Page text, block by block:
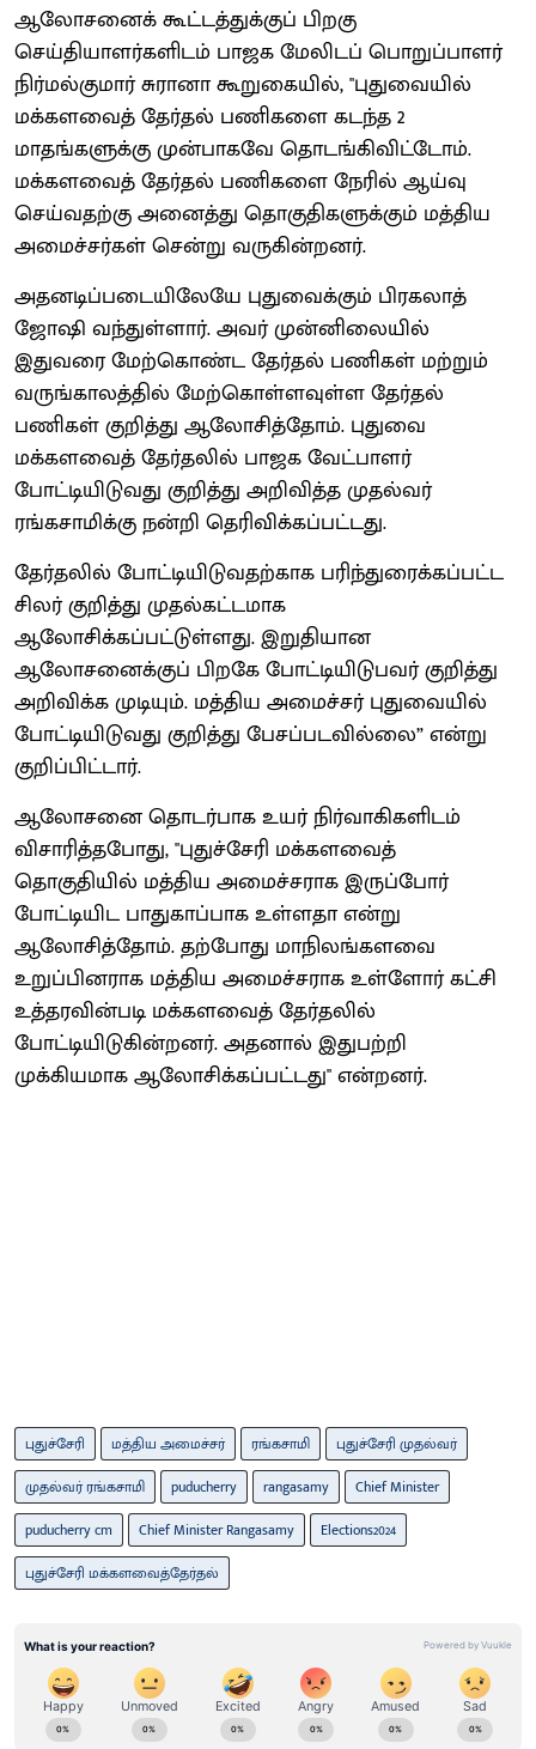
ஆலோசனைக் கூட்டத்துக்குப் பிறகு
செய்தியாளர்களிடம் பாஜக மேலிடப் பொறுப்பாளர்
நிர்மல்குமார் சுரானா கூறுகையில், "புதுவையில்
மக்களவைத் தேர்தல் பணிகளை கடந்த 2
மாதங்களுக்கு முன்பாகவே தொடங்கிவிட்டோம்.
மக்களவைத் தேர்தல் பணிகளை நேரில் ஆய்வு
செய்வதற்கு அனைத்து தொகுதிகளுக்கும் மத்திய
அமைச்சர்கள் சென்று வருகின்றனர்.
அதனடிப்படையிலேயே புதுவைக்கும் பிரகலாத்
ஜோஷி வந்துள்ளார். அவர் முன்னிலையில்
இதுவரை மேற்கொண்ட தேர்தல் பணிகள் மற்றும்
வருங்காலத்தில் மேற்கொள்ளவுள்ள தேர்தல்
பணிகள் குறித்து ஆலோசித்தோம். புதுவை
மக்களவைத் தேர்தலில் பாஜக வேட்பாளர்
போட்டியிடுவது குறித்து அறிவித்த முதல்வர்
ரங்கசாமிக்கு நன்றி தெரிவிக்கப்பட்டது.
தேர்தலில் போட்டியிடுவதற்காக பரிந்துரைக்கப்பட்ட
சிலர் குறித்து முதல்கட்டமாக
ஆலோசிக்கப்பட்டுள்ளது. இறுதியான
ஆலோசனைக்குப் பிறகே போட்டியிடுபவர் குறித்து
அறிவிக்க முடியும். மத்திய அமைச்சர் புதுவையில்
போட்டியிடுவது குறித்து பேசப்படவில்லை” என்று
குறிப்பிட்டார்.
ஆலோசனை தொடர்பாக உயர் நிர்வாகிகளிடம்
விசாரித்தபோது, "புதுச்சேரி மக்களவைத்
தொகுதியில் மத்திய அமைச்சராக இருப்போர்
போட்டியிட பாதுகாப்பாக உள்ளதா என்று
ஆலோசித்தோம். தற்போது மாநிலங்களவை
உறுப்பினராக மத்திய அமைச்சராக உள்ளோர் கட்சி
உத்தரவின்படி மக்களவைத் தேர்தலில்
போட்டியிடுகின்றனர். அதனால் இதுபற்றி
முக்கியமாக ஆலோசிக்கப்பட்டது" என்றனர்.
புதுச்சேரி மத்திய அமைச்சர் ரங்கசாமி
புதுச்சேரி முதல்வர்
முதல்வர் ரங்கசாமி
puducherry rangasamy
Chief Minister
puducherry cm
Chief Minister Rangasamy
Elections2024
புதுச்சேரி மக்களவைத்தேர்தல்